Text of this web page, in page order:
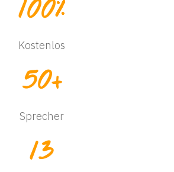
100%
Kostenlos
50+
Sprecher
13